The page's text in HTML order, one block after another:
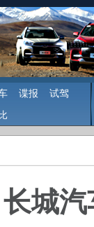
谍报
试驾
城